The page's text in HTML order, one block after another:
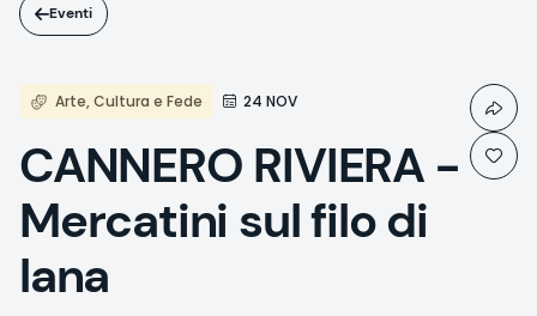
Eventi
Arte, Cultura e Fede 24 NOV
CANNERO RIVIERA -
Mercatini sul filo di
lana